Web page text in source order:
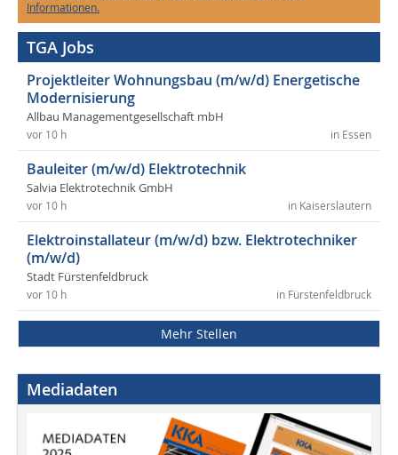
Informationen.
TGA Jobs
Projektleiter Wohnungsbau (m/w/d) Energetische
Modernisierung
Allbau Managementgesellschaft mbH
in Essen
vor 10 h
Bauleiter (m/w/d) Elektrotechnik
Salvia Elektrotechnik GmbH
in Kaiserslautern
vor 10 h
Elektroinstallateur (m/w/d) bzw. Elektrotechniker
(m/w/d)
Stadt Fürstenfeldbruck
in Fürstenfeldbruck
vor 10 h
Mehr Stellen
Mediadaten